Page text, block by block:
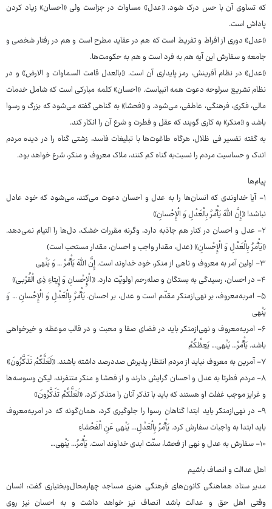
که تساوی آن با حس درک شود. «عدل» مساوات در جزاست ولی «احسان» زیاد کردن
پاداش است.
«عدل» دوری از افراط و تفریط است که هم در عقاید مطرح است و هم در رفتار شخصی و
جامعه و سفارش این آیه هم به فرد است و هم به حکومت‌ها.
«عدل» در نظام آفرینش، رمز پایداری آن است. «بالعدل قامت السماوات و الارض» و در
نظام تشریع سرلوحه دعوت همه انبیاست. «احسان» کلمه مبارکی است که شامل خدمات
مالی، فکری، فرهنگی، عاطفی، می‌شود. و «فحشا» به گناهی گفته می‌شود که بزرگ و رسوا
باشد و «منکر» به کاری گویند که عقل و فطرت و شرع آن را انکار کند.
به گفته تفسیر فی ظلال، هرگاه طاغوت‌ها با تبلیغات فاسد، زشتی گناه را در دیده مردم
اندک و حساسیت مردم را نسبت‌به گناه کم کنند، ملاک معروف و منکر، شرع خواهد بود.
پیام‌ها
۱- آیا خداوندی که انسان‌ها را به عدل و احسان دعوت می‌کند، می‌شود که خود عادل
نباشد! «إِنَّ اللَّهَ یَأْمُرُ بِالْعَدْلِ وَ الْإِحْسانِ»
۲- عدل و احسان در کنار هم جاذبه دارد، وگرنه مقررات خشک، دل‌ها را التیام نمی‌دهد.
«یَأْمُرُ بِالْعَدْلِ وَ الْإِحْسانِ» (عدل، مقدار واجب و احسان، مقدار مستحب است)
۳- اولین آمر به معروف و ناهی از منکر، خود خداوند است. إِنَّ اللَّهَ یَأْمُرُ … وَ یَنْهی
۴- در احسان، رسیدگی به بستگان و صله‌رحم اولویّت دارد. «الْإِحْسانِ وَ إِیتاءِ ذِی الْقُرْبی»
۵- امربه‌معروف، بر نهی‌ازمنکر مقدّم است و عدل، بر احسان. یَأْمُرُ بِالْعَدْلِ وَ الْإِحْسانِ … وَ
یَنْهی
۶- امربه‌معروف و نهی‌ازمنکر باید در فضای صفا و محبت و در قالب موعظه و خیرخواهی
باشد. یَأْمُرُ… یَنْهی… یَعِظُکُمْ
۷- آمرین به معروف نباید از مردم انتظار پذیرش صددرصد داشته باشند. «لَعَلَّکُمْ تَذَکَّرُونَ»
۸- مردم فطرتا به عدل و احسان گرایش دارند و از فحشا و منکر متنفرند، لیکن وسوسه‌ها
و غرایز موجب غفلت او هستند که باید با تذکر آنان را متذکر کرد. «لَعَلَّکُمْ تَذَکَّرُونَ»
۹- در نهی‌ازمنکر باید ابتدا گناهان رسوا را جلوگیری کرد، همان‌گونه که در امربه‌معروف
باید ابتدا به واجبات سفارش کرد. یَأْمُرُ بِالْعَدْلِ... یَنْهی عَنِ الْفَحْشاءِ
۱۰- سفارش به عدل و نهی از فحشا، سنّت ابدی خداوند است. یَأْمُرُ... یَنْهی…
اهل عدالت و انصاف باشیم
مدیر ستاد هماهنگی کانون‌های فرهنگی هنری مساجد چهارمحال‌وبختیاری گفت: انسان
وقتی اهل حق و عدالت باشد انصاف نیز خواهد داشت و به احسان نیز روی